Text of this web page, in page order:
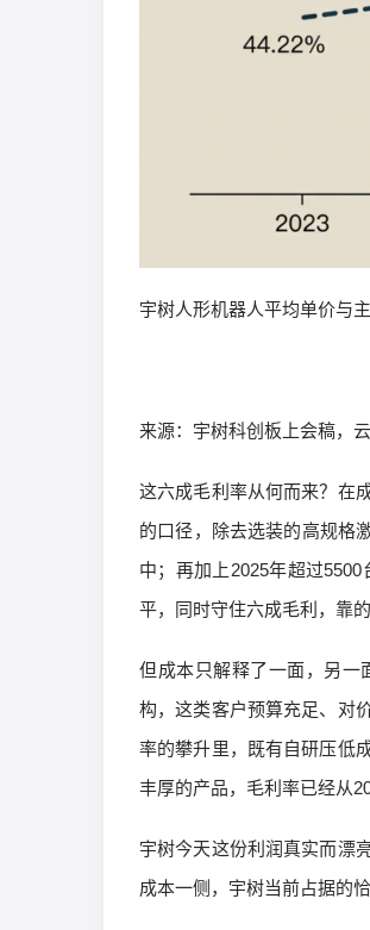
宇树人形机器人平均单价与
来源：宇树科创板上会稿，
这六成毛利率从何而来？在
的口径，除去选装的高规格
中；再加上2025年超过
平，同时守住六成毛利，靠
但成本只解释了一面，另一
构，这类客户预算充足、对
率的攀升里，既有自研压低
丰厚的产品，毛利率已经从
宇树今天这份利润真实而漂
成本一侧，宇树当前占据的